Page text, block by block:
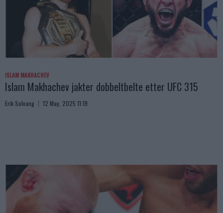
ISLAM MAKHACHEV
Islam Makhachev jakter dobbeltbelte etter UFC 315
Erik Solvang 12 May, 2025 11:19